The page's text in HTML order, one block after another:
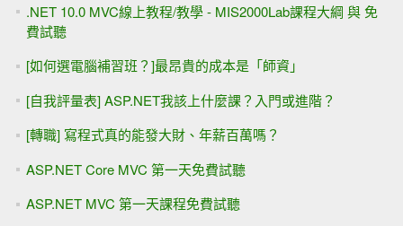
.NET 10.0 MVC線上教程/教學 - MIS2000Lab課程大綱 與 免
費試聽
[如何選電腦補習班？]最昂貴的成本是「師資」
[自我評量表] ASP.NET我該上什麼課？入門或進階？
[轉職] 寫程式真的能發大財、年薪百萬嗎？
ASP.NET Core MVC 第一天免費試聽
ASP.NET MVC 第一天課程免費試聽